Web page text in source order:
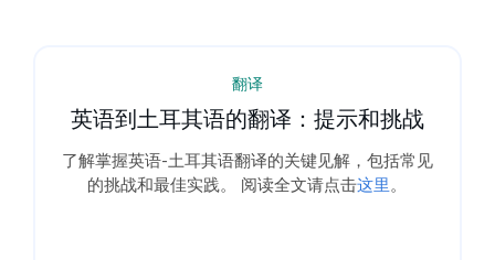
翻译
英语到土耳其语的翻译：提示和挑战
了解掌握英语-土耳其语翻译的关键见解，包括常见
的挑战和最佳实践。 阅读全文请点击这里。